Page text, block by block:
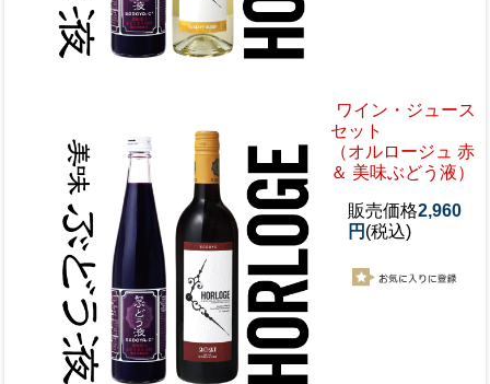
ワイン・ジュース
セット
（オルロージュ 赤
＆ 美味ぶどう液）
販売価格2,960
円 (税込)